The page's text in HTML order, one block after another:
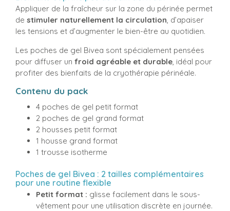
Appliquer de la fraîcheur sur la zone du périnée permet
de stimuler naturellement la circulation, d’apaiser
les tensions et d’augmenter le bien-être au quotidien.
Les poches de gel Bivea sont spécialement pensées
pour diffuser un froid agréable et durable, idéal pour
profiter des bienfaits de la cryothérapie périnéale.
Contenu du pack
4 poches de gel petit format
2 poches de gel grand format
2 housses petit format
1 housse grand format
1 trousse isotherme
Poches de gel Bivea : 2 tailles complémentaires
pour une routine flexible
Petit format : glisse facilement dans le sous-
vêtement pour une utilisation discrète en journée.